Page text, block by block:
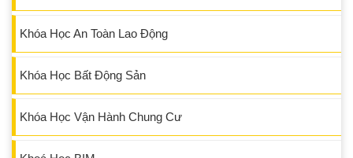
Khóa Học An Toàn Lao Động
Khóa Học Bất Động Sản
Khóa Học Vận Hành Chung Cư